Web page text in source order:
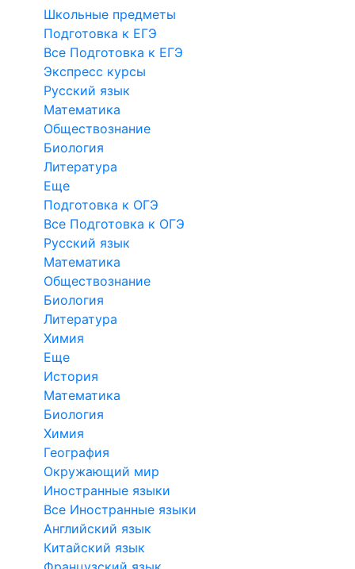
Школьные предметы
Подготовка к ЕГЭ
Все Подготовка к ЕГЭ
Экспресс курсы
Русский язык
Математика
Обществознание
Биология
Литература
Еще
Подготовка к ОГЭ
Все Подготовка к ОГЭ
Русский язык
Математика
Обществознание
Биология
Литература
Химия
Еще
История
Математика
Биология
Химия
География
Окружающий мир
Иностранные языки
Все Иностранные языки
Английский язык
Китайский язык